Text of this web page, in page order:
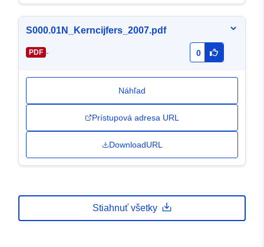
S000.01N_Kerncijfers_2007.pdf
PDF - 0
Náhľad
Prístupová adresa URL
DownloadURL
Stiahnuť všetky